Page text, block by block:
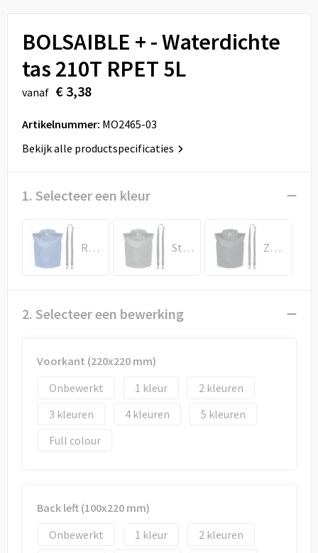
Veiligheid, Auto en Fiets
Vrije tijd en Strand
Aanstekers
Rugzakken
Schoenentassen
Sporttassen
Autotassen
Draagtassen
Papieren tassen
Strandtassen
BOLSAIBLE + - Waterdichte
tas 210T RPET 5L
vanaf € 3,38
Artikelnummer: MO2465-03
Bekijk alle productspecificaties
1. Selecteer een kleur
Royal Blauw Steengrijs Zwart
2. Selecteer een bewerking
Voorkant (220x220 mm)
Onbewerkt
1
2
3
4
5
Full colour
Back left (100x220 mm)
Onbewerkt
1
2